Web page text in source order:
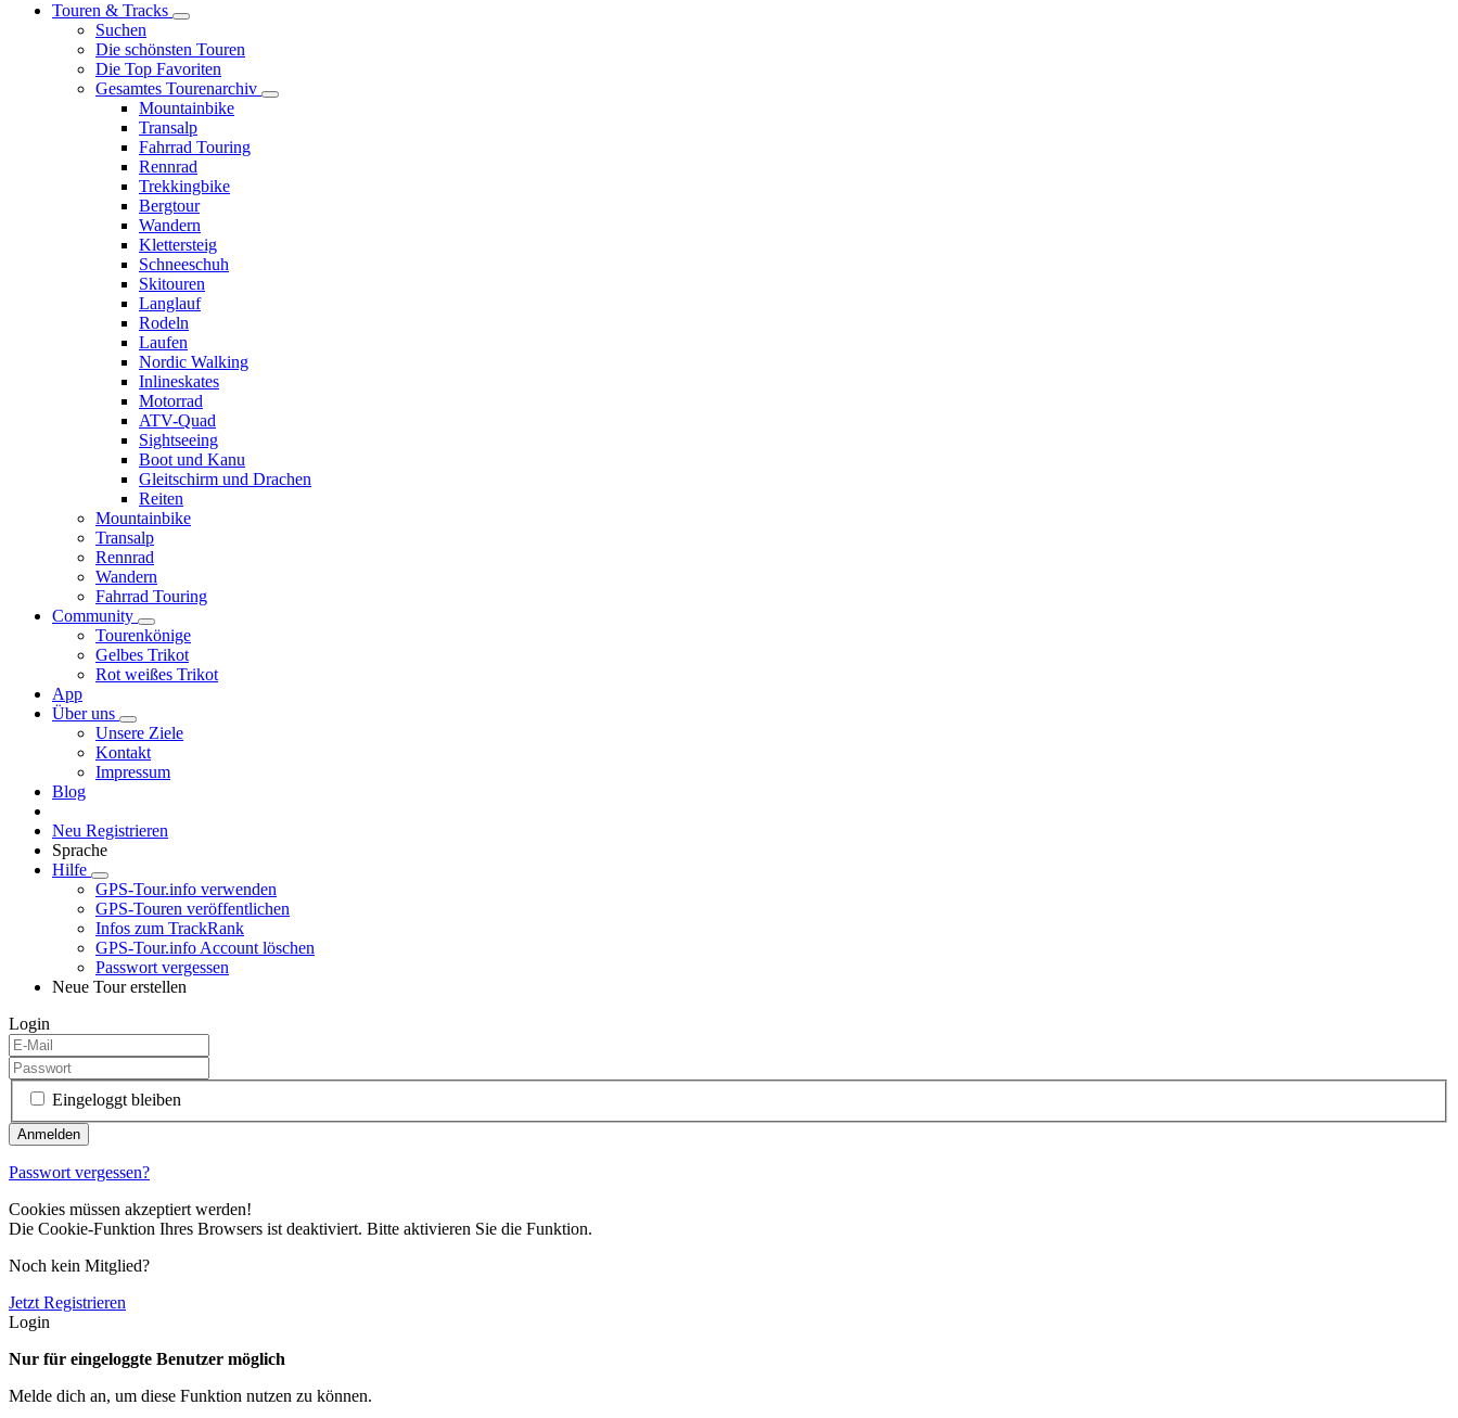
Touren & Tracks
Suchen
Die schönsten Touren
Die Top Favoriten
Gesamtes Tourenarchiv
Mountainbike
Transalp
Fahrrad Touring
Rennrad
Trekkingbike
Bergtour
Wandern
Klettersteig
Schneeschuh
Skitouren
Langlauf
Rodeln
Laufen
Nordic Walking
Inlineskates
Motorrad
ATV-Quad
Sightseeing
Boot und Kanu
Gleitschirm und Drachen
Reiten
Mountainbike
Transalp
Rennrad
Wandern
Fahrrad Touring
Community
Tourenkönige
Gelbes Trikot
Rot weißes Trikot
App
Über uns
Unsere Ziele
Kontakt
Impressum
Blog
Neu Registrieren
Sprache
Hilfe
GPS-Tour.info verwenden
GPS-Touren veröffentlichen
Infos zum TrackRank
GPS-Tour.info Account löschen
Passwort vergessen
Neue Tour erstellen
Login
Eingeloggt bleiben
Passwort vergessen?
Cookies müssen akzeptiert werden!
Die Cookie-Funktion Ihres Browsers ist deaktiviert. Bitte aktivieren Sie die Funktion.
Noch kein Mitglied?
Jetzt Registrieren
Login
Nur für eingeloggte Benutzer möglich
Melde dich an, um diese Funktion nutzen zu können.